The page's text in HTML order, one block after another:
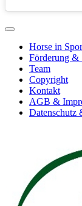
Horse in
Förderung &
Team
Copyright
Kontakt
AGB &
Datenschutz